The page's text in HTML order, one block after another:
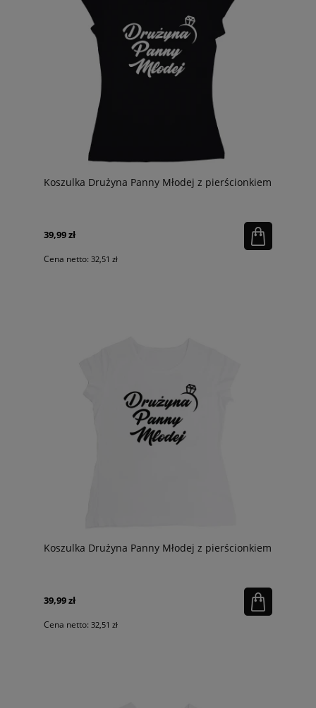
Koszulka Drużyna Panny Młodej z pierścionkiem
39,99 zł
Cena netto: 32,51 zł
Koszulka Drużyna Panny Młodej z pierścionkiem
39,99 zł
Cena netto: 32,51 zł